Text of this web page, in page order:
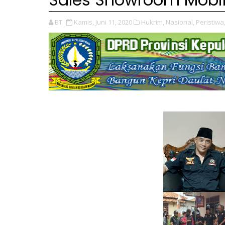
BT Kamis, Juni 11, 2020 Hukrim, Nasional, Peristiwa,